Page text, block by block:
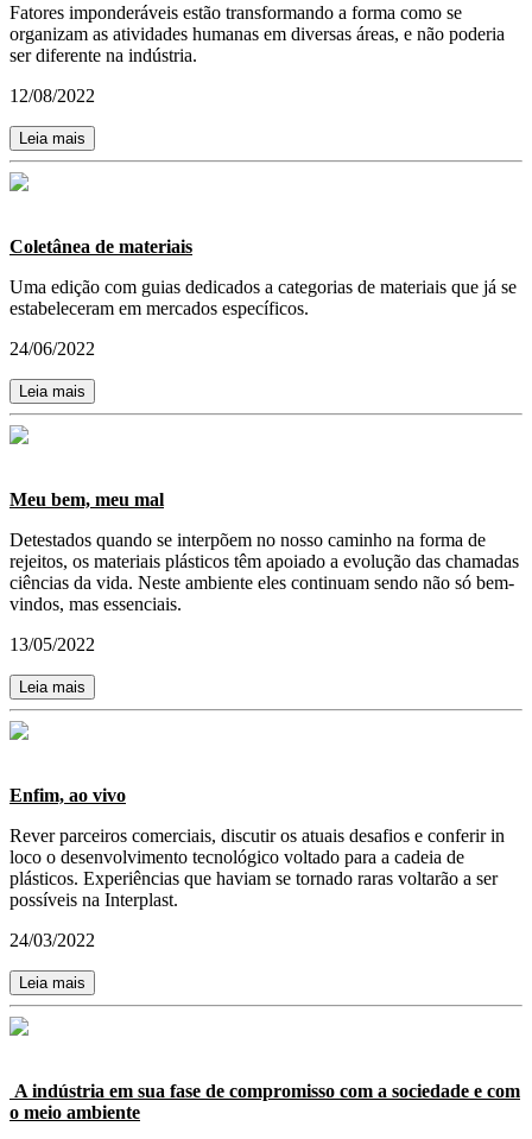
Fatores imponderáveis estão transformando a forma como se
organizam as atividades humanas em diversas áreas, e não poderia
ser diferente na indústria.
12/08/2022
Leia mais
Coletânea de materiais
Uma edição com guias dedicados a categorias de materiais que já se
estabeleceram em mercados específicos.
24/06/2022
Leia mais
Meu bem, meu mal
Detestados quando se interpõem no nosso caminho na forma de
rejeitos, os materiais plásticos têm apoiado a evolução das chamadas
ciências da vida. Neste ambiente eles continuam sendo não só bem-
vindos, mas essenciais.
13/05/2022
Leia mais
Enfim, ao vivo
Rever parceiros comerciais, discutir os atuais desafios e conferir in
loco o desenvolvimento tecnológico voltado para a cadeia de
plásticos. Experiências que haviam se tornado raras voltarão a ser
possíveis na Interplast.
24/03/2022
Leia mais
A indústria em sua fase de compromisso com a sociedade e com
o meio ambiente